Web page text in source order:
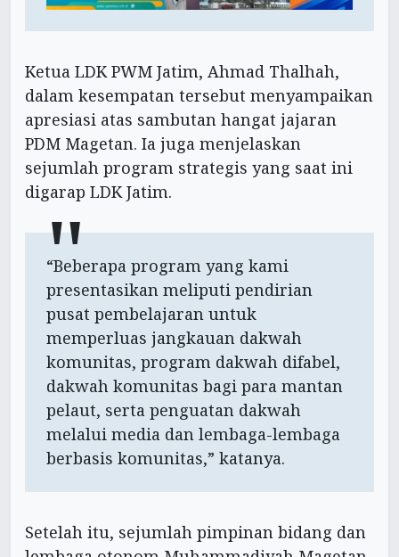
Ketua LDK PWM Jatim, Ahmad Thalhah,
dalam kesempatan tersebut menyampaikan
apresiasi atas sambutan hangat jajaran
PDM Magetan. Ia juga menjelaskan
sejumlah program strategis yang saat ini
digarap LDK Jatim.
“Beberapa program yang kami
presentasikan meliputi pendirian
pusat pembelajaran untuk
memperluas jangkauan dakwah
komunitas, program dakwah difabel,
dakwah komunitas bagi para mantan
pelaut, serta penguatan dakwah
melalui media dan lembaga-lembaga
berbasis komunitas,” katanya.
Setelah itu, sejumlah pimpinan bidang dan